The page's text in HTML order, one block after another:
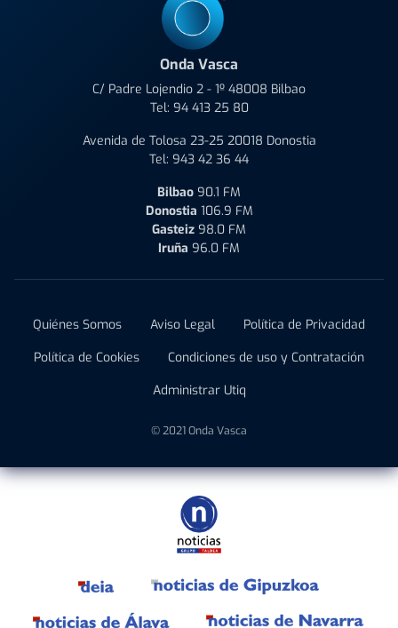
Onda Vasca
C/ Padre Lojendio 2 - 1º 48008 Bilbao
Tel: 94 413 25 80
Avenida de Tolosa 23-25 20018 Donostia
Tel: 943 42 36 44
Bilbao 90.1 FM
Donostia 106.9 FM
Gasteiz 98.0 FM
Iruña 96.0 FM
Quiénes Somos Aviso Legal
Política de Privacidad
Política de Cookies
Condiciones de uso y Contratación
Administrar Utiq
© 2021 Onda Vasca